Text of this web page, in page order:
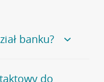
banku?
zapraszamy na
do